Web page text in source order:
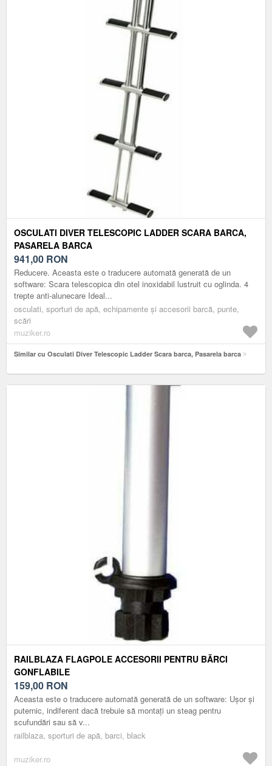
OSCULATI DIVER TELESCOPIC LADDER SCARA BARCA,
PASARELA BARCA
941,00 RON
Reducere. Aceasta este o traducere automată generată de un
software: Scara telescopica din otel inoxidabil lustruit cu oglinda. 4
trepte anti-alunecare Ideal...
osculati, sporturi de apă, echipamente și accesorii barcă, punte,
scări
muziker.ro
Similar cu Osculati Diver Telescopic Ladder Scara barca, Pasarela barca
RAILBLAZA FLAGPOLE ACCESORII PENTRU BĂRCI
GONFLABILE
159,00 RON
Aceasta este o traducere automată generată de un software: Ușor și
puternic, indiferent dacă trebuie să montați un steag pentru
scufundări sau să v...
railblaza, sporturi de apă, barci, black
muziker.ro